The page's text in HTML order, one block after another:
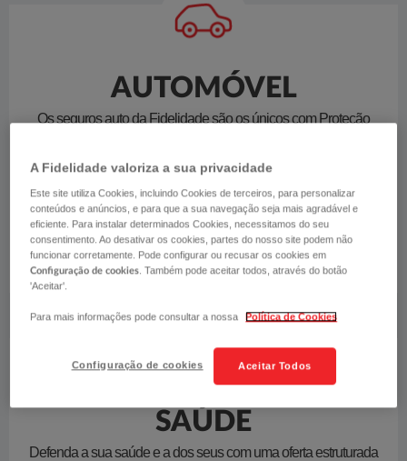
AUTOMÓVEL
Os seguros auto da Fidelidade são os únicos com Proteção
QUERO SIMULAR
SAÚDE
Defenda a sua saúde e a dos seus com uma oferta estruturada
A Fidelidade valoriza a sua privacidade
Este site utiliza Cookies, incluindo Cookies de terceiros, para personalizar
conteúdos e anúncios, e para que a sua navegação seja mais agradável e
eficiente. Para instalar determinados Cookies, necessitamos do seu
consentimento. Ao desativar os cookies, partes do nosso site podem não
funcionar corretamente. Pode configurar ou recusar os cookies em
Configuração de cookies . Também pode aceitar todos, através do botão
'Aceitar'.
Para mais informações pode consultar a nossa Política de Cookies
Aceitar Todos
Configuração de cookies